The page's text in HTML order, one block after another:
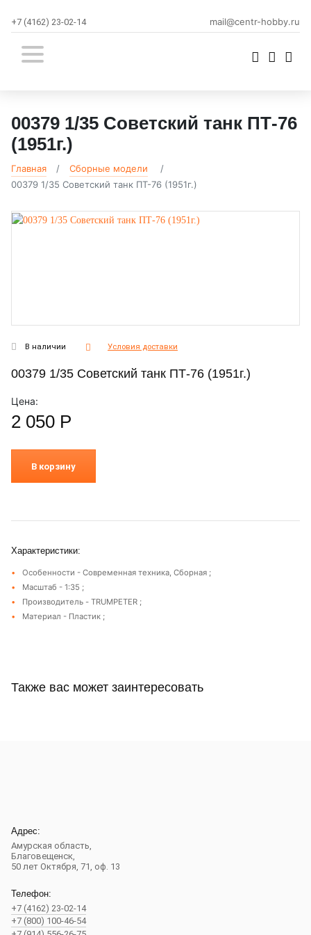
mail@centr-hobby.ru
+7 (4162) 23-02-14
00379 1/35 Советский танк ПТ-76
(1951г.)
Главная
Сборные модели
00379 1/35 Советский танк ПТ-76 (1951г.)
В наличии Условия доставки
00379 1/35 Советский танк ПТ-76 (1951г.)
Цена:
2 050 Р
В корзину
Характеристики:
Особенности - Современная техника, Сборная ;
Масштаб - 1:35 ;
Производитель - TRUMPETER ;
Материал - Пластик ;
Также вас может заинтересовать
Адрес:
Амурская область,
Благовещенск,
50 лет Октября, 71, оф. 13
Телефон:
+7 (4162) 23-02-14
+7 (800) 100-46-54